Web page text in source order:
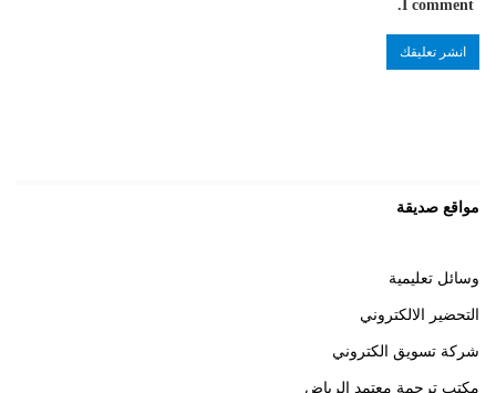
I comment.
مواقع صديقة
وسائل تعليمية
التحضير الالكتروني
شركة تسويق الكتروني
مكتب ترجمة معتمد الرياض